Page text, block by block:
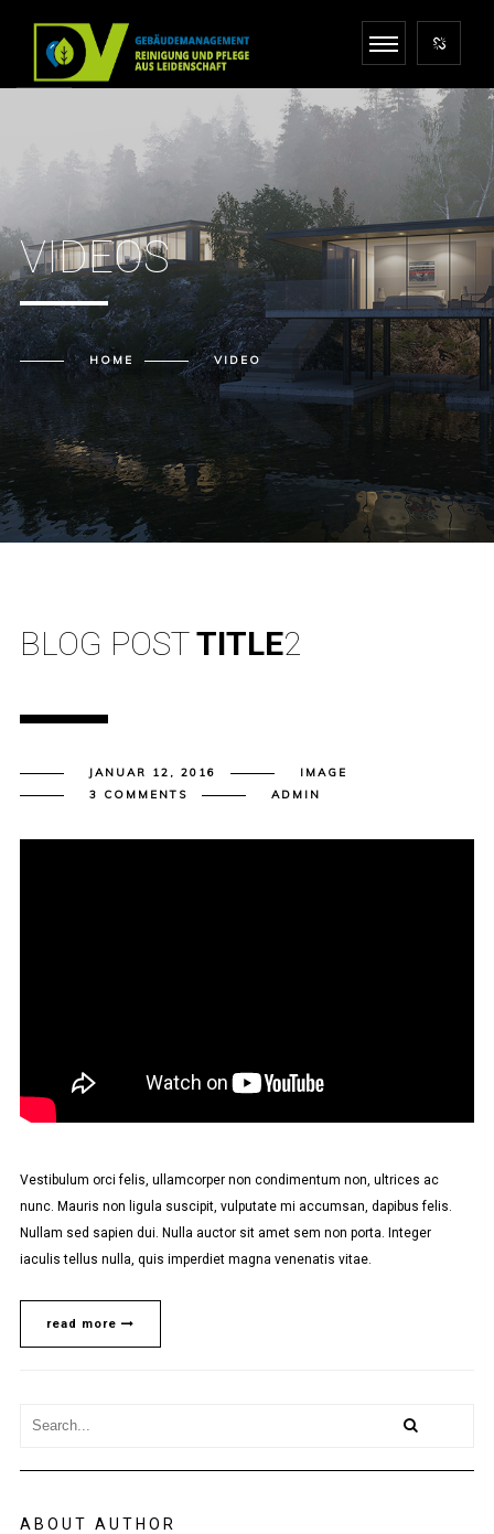
VIDEOS
HOME VIDEO
BLOG POSTTITLE2
JANUAR 12, 2016
IMAGE
3 COMMENTS
ADMIN
Vestibulum orci felis, ullamcorper non condimentum non, ultrices ac
nunc. Mauris non ligula suscipit, vulputate mi accumsan, dapibus felis.
Nullam sed sapien dui. Nulla auctor sit amet sem non porta. Integer
iaculis tellus nulla, quis imperdiet magna venenatis vitae.
read more
ABOUT AUTHOR